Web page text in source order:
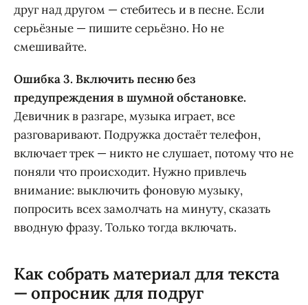
друг над другом — стебитесь и в песне. Если
серьёзные — пишите серьёзно. Но не
смешивайте.
Ошибка 3. Включить песню без
предупреждения в шумной обстановке.
Девичник в разгаре, музыка играет, все
разговаривают. Подружка достаёт телефон,
включает трек — никто не слушает, потому что не
поняли что происходит. Нужно привлечь
внимание: выключить фоновую музыку,
попросить всех замолчать на минуту, сказать
вводную фразу. Только тогда включать.
Как собрать материал для текста
— опросник для подруг